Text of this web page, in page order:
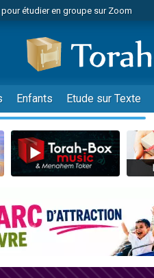
étudier en groupe sur Zoom
de nous rejoindre sur WhatsApp
de nous rejoindre sur WhatsApp
de faire un don pour Reloger
de faire un don pour 1 Journée
de demander une bénédiction
de nous rejoindre sur WhatsApp
étudier en groupe sur Zoom
nous rejoindre sur WhatsApp
de nous rejoindre sur WhatsApp
son Maasser
Enfants Etude sur Texte